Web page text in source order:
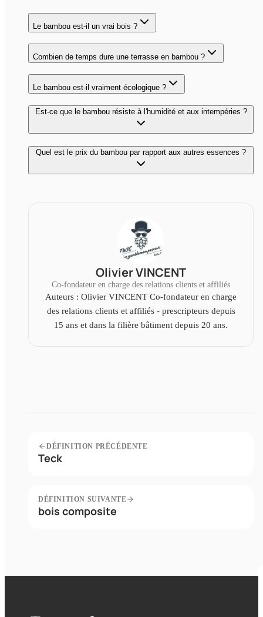
Le bambou est-il un vrai bois ?
Combien de temps dure une terrasse en bambou ?
Le bambou est-il vraiment écologique ?
Est-ce que le bambou résiste à l'humidité et aux intempéries ?
Quel est le prix du bambou par rapport aux autres essences ?
Olivier VINCENT
Co-fondateur en charge des relations clients et affiliés
Auteurs : Olivier VINCENT Co-fondateur en charge
des relations clients et affiliés - prescripteurs depuis
15 ans et dans la filière bâtiment depuis 20 ans.
DÉFINITION PRÉCÉDENTE
Teck
DÉFINITION SUIVANTE
bois composite